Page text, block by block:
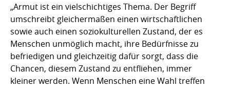
„Armut ist ein vielschichtiges Thema. Der Begriff
umschreibt gleichermaßen einen wirtschaftlichen
sowie auch einen soziokulturellen Zustand, der es
Menschen unmöglich macht, ihre Bedürfnisse zu
befriedigen und gleichzeitig dafür sorgt, dass die
Chancen, diesem Zustand zu entfliehen, immer
kleiner werden. Wenn Menschen eine Wahl treffen